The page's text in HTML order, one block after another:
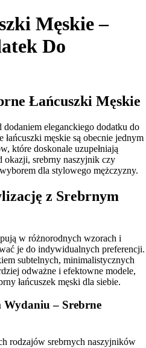
Męskie –
Do
Łańcuszki Męskie
dodaniem eleganckiego dodatku do
męskie są obecnie jednym
które doskonale uzupełniają
okazji, srebrny naszyjnik czy
dla stylowego mężczyzny.
z Srebrnym
w różnorodnych wzorach i
je do indywidualnych preferencji.
subtelnych, minimalistycznych
odważne i efektowne modele,
łańcuszek męski dla siebie.
Wydaniu – Srebrne
rodzajów srebrnych naszyjników